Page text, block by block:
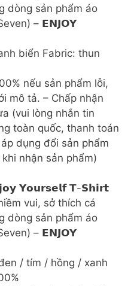
dòng sản phẩm áo
– 𝗘𝗡𝗝𝗢𝗬
biển Fabric: thun
nếu sản phẩm lỗi,
mô tả. – Chấp nhận
(vui lòng nhắn tin
toàn quốc, thanh toán
dụng đổi sản phẩm
nhận sản phẩm)
𝗬𝗼𝘂𝗿𝘀𝗲𝗹𝗳 𝗧-𝗦𝗵𝗶𝗿𝘁
vui, sở thích cá
dòng sản phẩm áo
– 𝗘𝗡𝗝𝗢𝗬
/ tím / hồng / xanh